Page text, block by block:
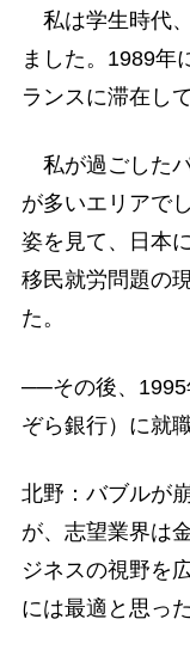
私は学生時代
ました。1989年
ランスに滞在し
私が過ごした
が多いエリアで
姿を見て、日本
移民就労問題の
た。
──その後、1995
ぞら銀行）に就
北野：バブルが
が、志望業界は
ジネスの視野を
には最適と思っ